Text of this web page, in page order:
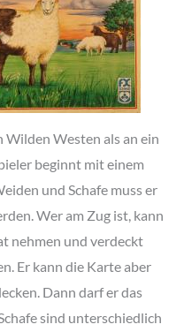
Wilden Westen als an ein
beginnt mit einem
und Schafe muss er
Wer am Zug ist, kann
nehmen und verdeckt
Er kann die Karte aber
Dann darf er das
sind unterschiedlich